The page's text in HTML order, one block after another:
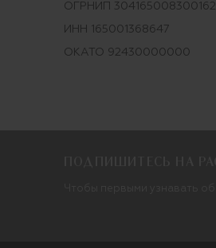
ОГРНИП 304165008300162
ИНН 165001368647
ОКАТО 92430000000